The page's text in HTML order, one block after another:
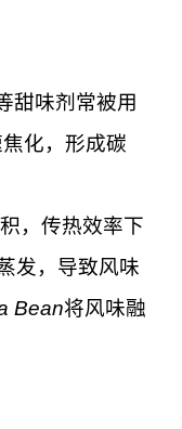
甜味剂常被用
化，形成碳
，传热效率下
发，导致风味
Bean将风味融